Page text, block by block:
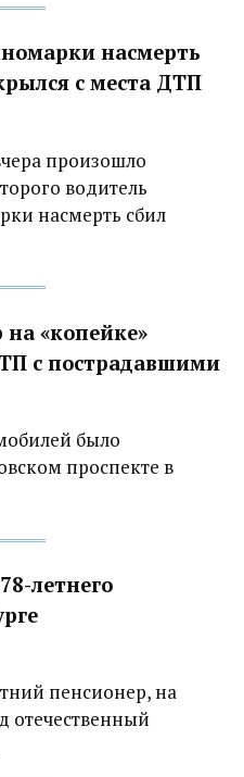
насмерть
с места ДТП
произошло
водитель
насмерть сбил
«копейке»
с пострадавшими
было
проспекте в
летнего
пенсионер, на
отечественный